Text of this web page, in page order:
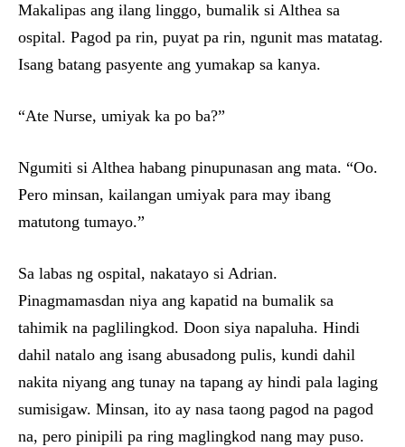
Makalipas ang ilang linggo, bumalik si Althea sa
ospital. Pagod pa rin, puyat pa rin, ngunit mas matatag.
Isang batang pasyente ang yumakap sa kanya.
“Ate Nurse, umiyak ka po ba?”
Ngumiti si Althea habang pinupunasan ang mata. “Oo.
Pero minsan, kailangan umiyak para may ibang
matutong tumayo.”
Sa labas ng ospital, nakatayo si Adrian.
Pinagmamasdan niya ang kapatid na bumalik sa
tahimik na paglilingkod. Doon siya napaluha. Hindi
dahil natalo ang isang abusadong pulis, kundi dahil
nakita niyang ang tunay na tapang ay hindi pala laging
sumisigaw. Minsan, ito ay nasa taong pagod na pagod
na, pero pinipili pa ring maglingkod nang may puso.